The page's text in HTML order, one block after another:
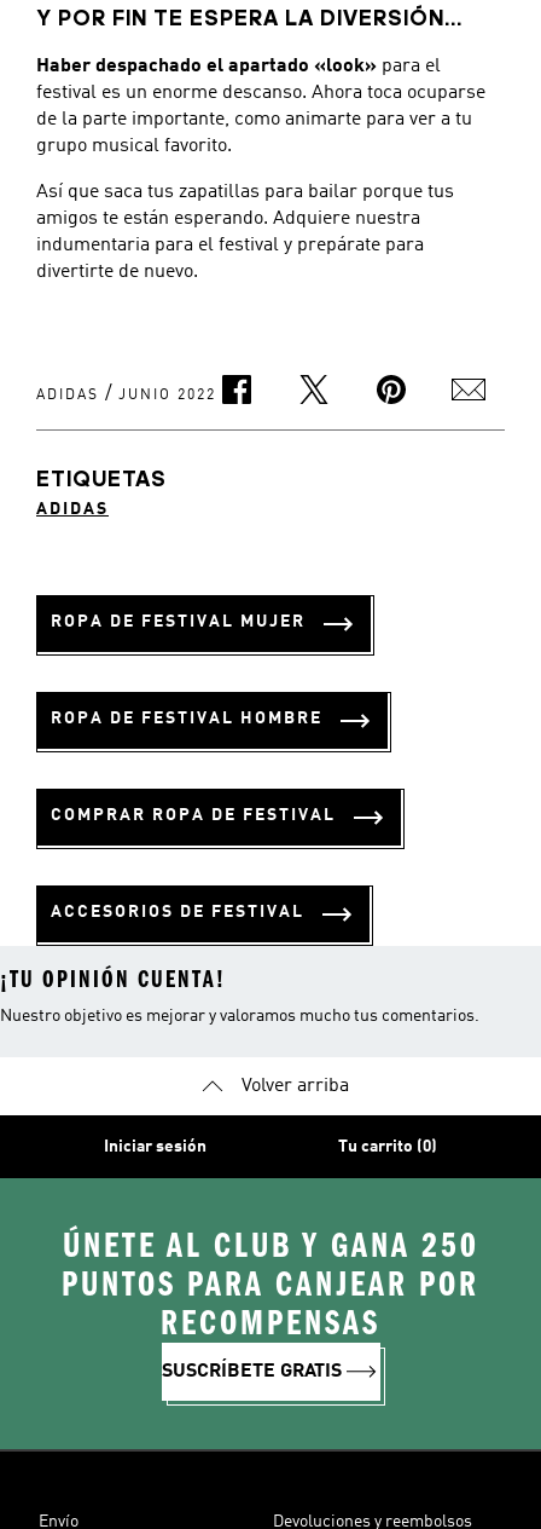
Y POR FIN TE ESPERA LA DIVERSIÓN...
Haber despachado el apartado «look» para el
festival es un enorme descanso. Ahora toca ocuparse
de la parte importante, como animarte para ver a tu
grupo musical favorito.
Así que saca tus zapatillas para bailar porque tus
amigos te están esperando. Adquiere nuestra
indumentaria para el festival y prepárate para
divertirte de nuevo.
ADIDAS / JUNIO 2022
ETIQUETAS
ADIDAS
ROPA DE FESTIVAL MUJER
ROPA DE FESTIVAL HOMBRE
COMPRAR ROPA DE FESTIVAL
ACCESORIOS DE FESTIVAL
¡TU OPINIÓN CUENTA!
Nuestro objetivo es mejorar y valoramos mucho tus comentarios.
Volver arriba
Iniciar sesión Tu carrito (0)
ÚNETE AL CLUB Y GANA 250
PUNTOS PARA CANJEAR POR
RECOMPENSAS
SUSCRÍBETE GRATIS
Envío Devoluciones y reembolsos